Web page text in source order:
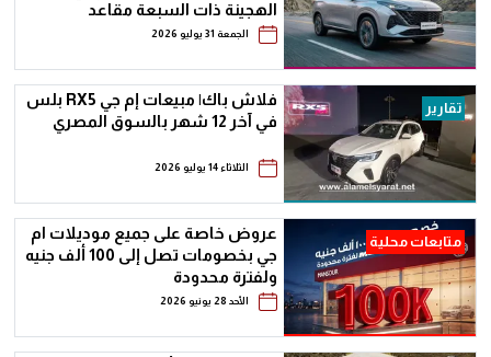
الهجينة ذات السبعة مقاعد
الجمعة 31 يوليو 2026
تقارير
فلاش باك| مبيعات إم جي RX5 بلس
في آخر 12 شهر بالسوق المصري
الثلاثاء 14 يوليو 2026
متابعات محلية
عروض خاصة على جميع موديلات ام
جي بخصومات تصل إلى 100 ألف جنيه
ولفترة محدودة
الأحد 28 يونيو 2026